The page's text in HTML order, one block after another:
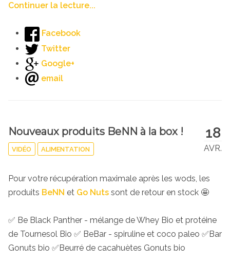
Continuer la lecture...
Facebook
Twitter
Google+
email
18
AVR.
Nouveaux produits BeNN à la box !
VIDÉO ALIMENTATION
Pour votre récupération maximale après les wods, les
produits BeNN et Go Nuts sont de retour en stock 🤩
✅ Be Black Panther - mélange de Whey Bio et protéine
de Tournesol Bio ✅ BeBar - spiruline et coco paleo ✅Bar
Gonuts bio ✅Beurré de cacahuètes Gonuts bio